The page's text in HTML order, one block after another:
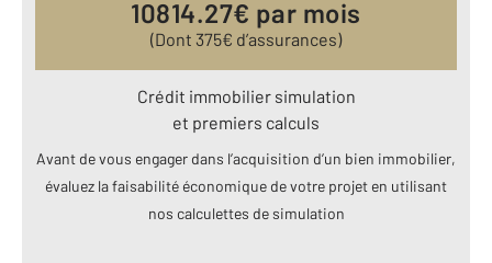
10814.27€ par mois
(Dont 375€ d’assurances)
Crédit immobilier simulation
et premiers calculs
Avant de vous engager dans l’acquisition d’un bien immobilier,
évaluez la faisabilité économique de votre projet en utilisant
nos calculettes de simulation